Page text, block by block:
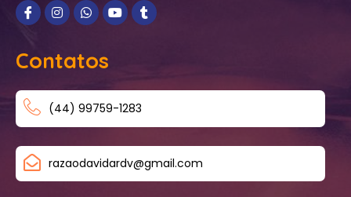
Contatos
(44) 99759-1283
razaodavidardv@gmail.com